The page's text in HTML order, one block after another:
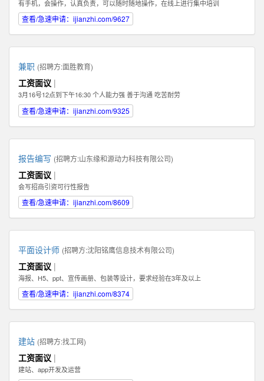
有手机，会操作，认真负责，可以随时随地操作，在线上进行集中培训
查看/急速申请：ijianzhi.com/9627
兼职 (招聘方:面胜教育)
工资面议 |
3月16号12点到下午16:30 个人能力强 善于沟通 吃苦耐劳
查看/急速申请：ijianzhi.com/9325
报告编写 (招聘方:山东缘和源动力科技有限公司)
工资面议 |
会写招商引资可行性报告
查看/急速申请：ijianzhi.com/8609
平面设计师 (招聘方:沈阳铭鹰信息技术有限公司)
工资面议 |
海报、H5、ppt、宣传画册、包装等设计，要求经验在3年及以上
查看/急速申请：ijianzhi.com/8374
建站 (招聘方:找工网)
工资面议 |
建站、app开发及运营